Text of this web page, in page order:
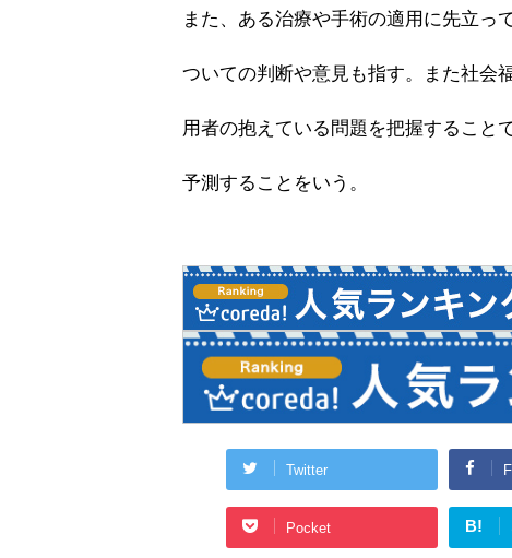
また、ある治療や手術の適用に先立っ
ついての判断や意見も指す。また社会
用者の抱えている問題を把握すること
予測することをいう。
Twitter
Pocket B!